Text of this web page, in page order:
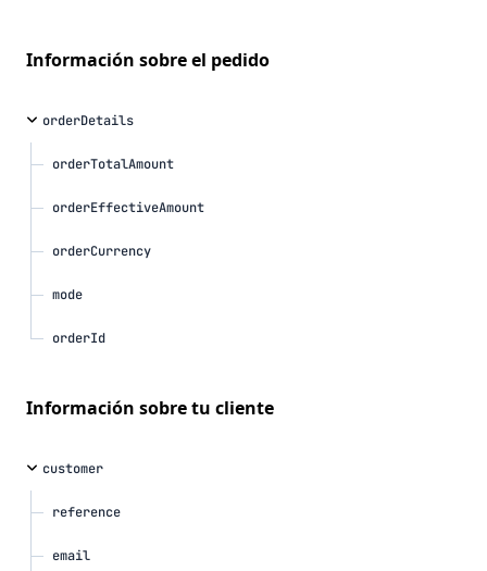
información sobre el pedido
orderDetails
orderTotalAmount
orderEffectiveAmount
orderCurrency
mode
orderId
información sobre tu cliente
customer
reference
email